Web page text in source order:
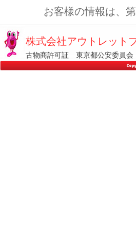
お客様の情報は、
株式会社アウトレット
古物商許可証 東京都公安委員